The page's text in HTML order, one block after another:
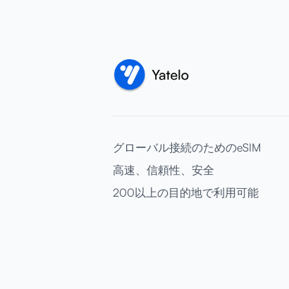
グローバル接続のためのeSIM
高速、信頼性、安全
200以上の目的地で利用可能